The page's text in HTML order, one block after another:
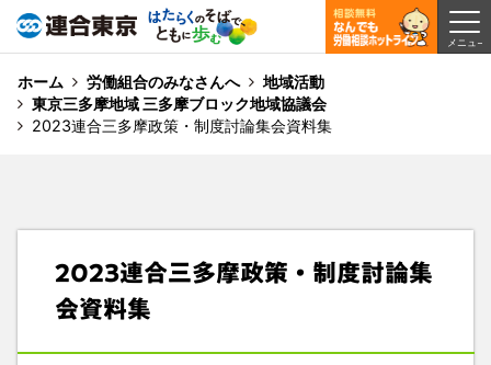
ホーム 労働組合のみなさんへ
地域活動
東京三多摩地域 三多摩ブロック地域協議会
2023連合三多摩政策・制度討論集会資料集
2023連合三多摩政策・制度討論集
会資料集